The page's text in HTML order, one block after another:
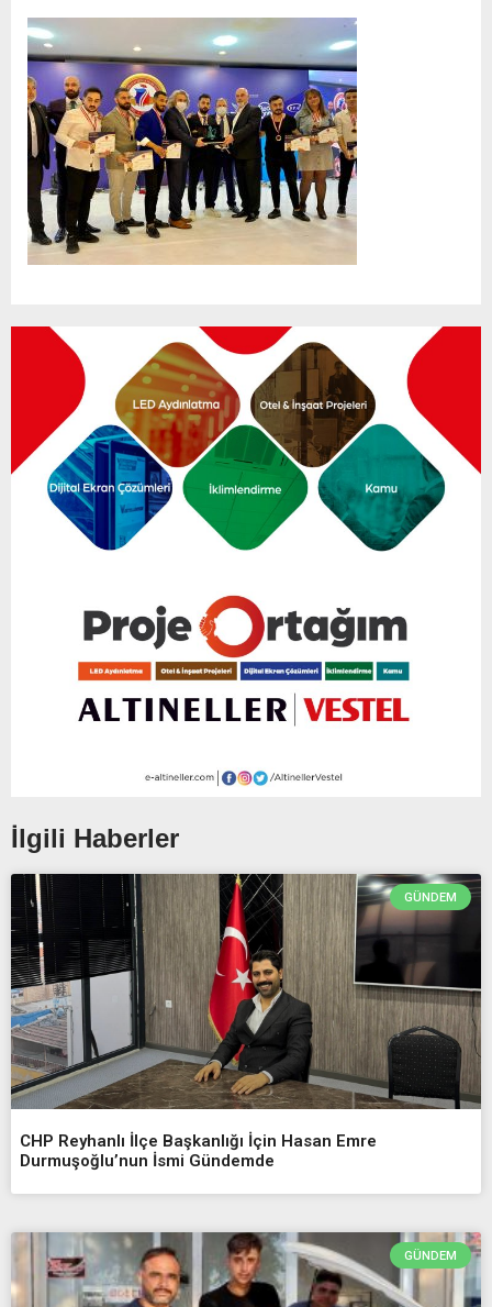
İlgili Haberler
GÜNDEM
CHP Reyhanlı İlçe Başkanlığı İçin Hasan Emre
Durmuşoğlu’nun İsmi Gündemde
GÜNDEM